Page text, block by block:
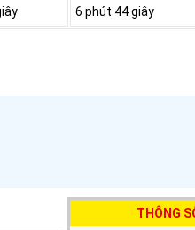
6 phút 44 giây
THÔNG